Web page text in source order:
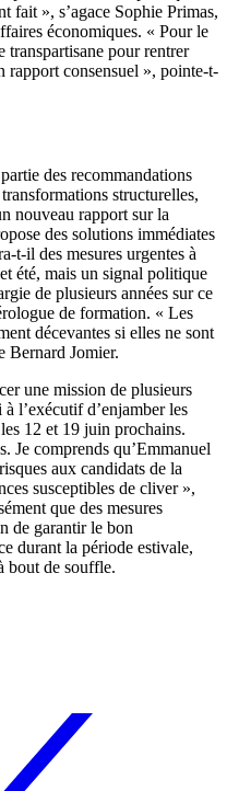
fait », s’agace Sophie Primas,
économiques. « Pour le
transpartisane pour rentrer
rapport consensuel », pointe-t-
des recommandations
structurelles,
nouveau rapport sur la
des solutions immédiates
t-il des mesures urgentes à
été, mais un signal politique
de plusieurs années sur ce
de formation. « Les
décevantes si elles ne sont
Bernard Jomier.
une mission de plusieurs
l’exécutif d’enjamber les
12 et 19 juin prochains.
Je comprends qu’Emmanuel
aux candidats de la
susceptibles de cliver »,
que des mesures
de garantir le bon
durant la période estivale,
bout de souffle.